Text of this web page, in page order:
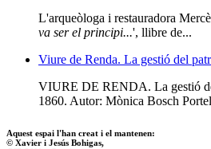
L'arqueòloga i restauradora
va ser el principi...', llibre de...
Viure de Renda. La gestió del
VIURE DE RENDA. La gestió
1860. Autor: Mònica Bosch
Aquest espai l'han creat i el mantenen:
© Xavier i Jesús Bohigas,